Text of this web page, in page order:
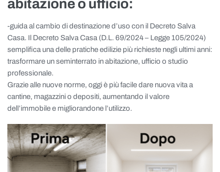
abitazione o ufficio:
-guida al cambio di destinazione d’uso con il Decreto Salva
Casa. Il Decreto Salva Casa (D.L. 69/2024 – Legge 105/2024)
semplifica una delle pratiche edilizie più richieste negli ultimi anni:
trasformare un seminterrato in abitazione, ufficio o studio
professionale.
Grazie alle nuove norme, oggi è più facile dare nuova vita a
cantine, magazzini o depositi, aumentando il valore
dell’immobile e migliorandone l’utilizzo.